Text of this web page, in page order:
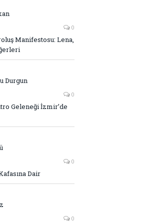
0
Manifestosu: Lena,
Durgun
0
Geleneği İzmir’de
0
Dair
0